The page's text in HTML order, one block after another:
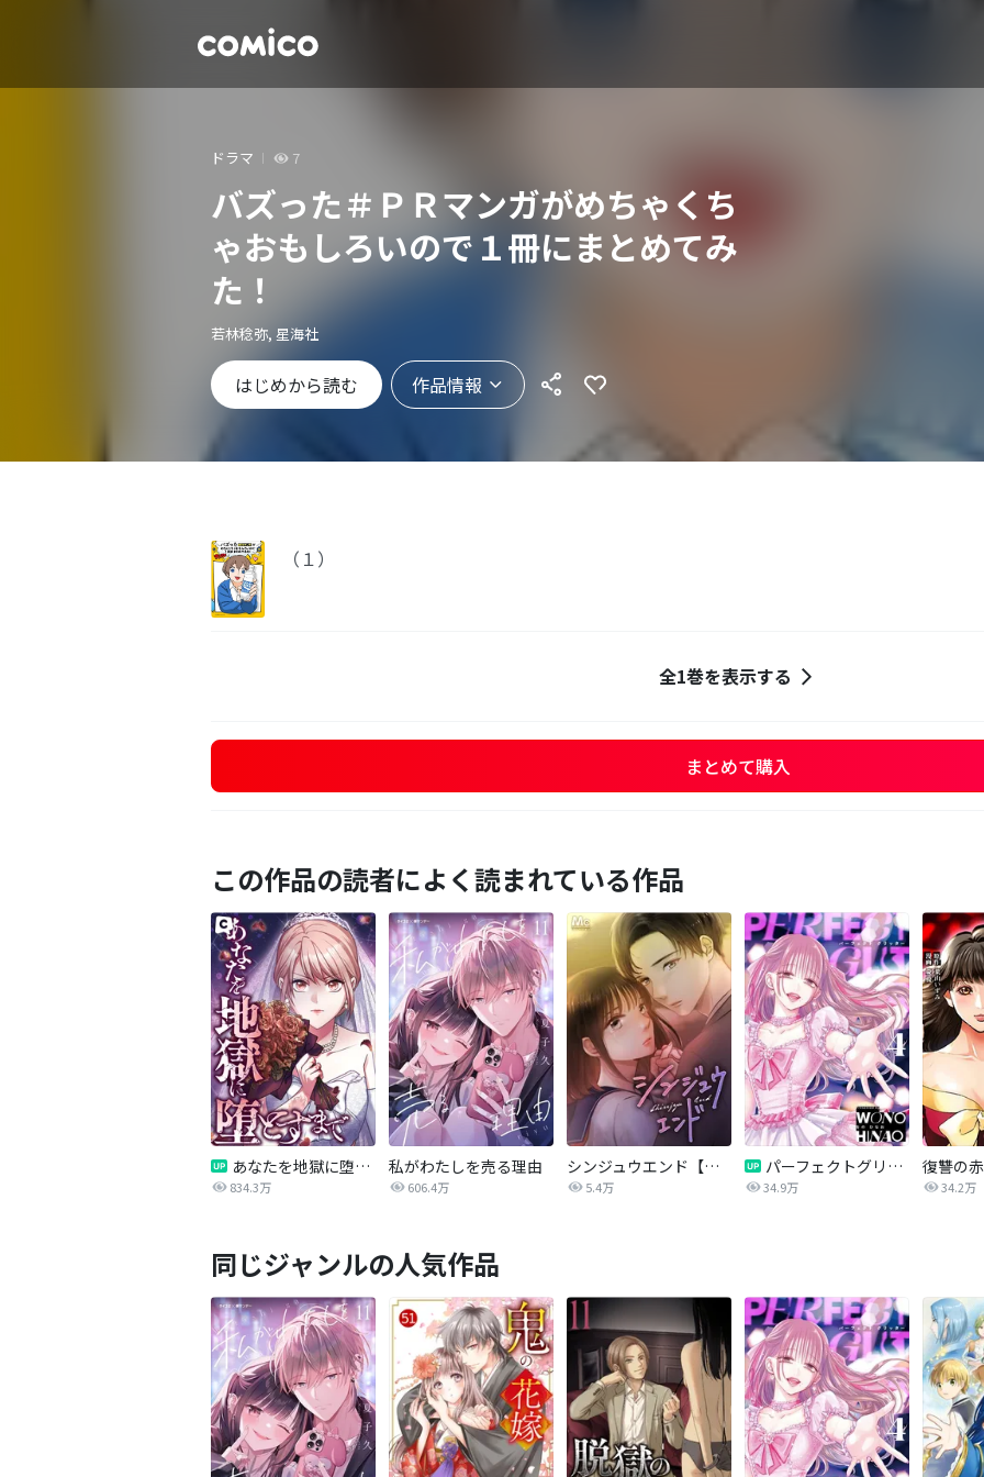
ドラマ 7
バズった＃ＰＲマンガがめちゃくち
ゃおもしろいので１冊にまとめてみ
た！
若林稔弥, 星海社
はじめから読む 作品情報
（１）
全1巻を表示する
まとめて購入
この作品の読者によく読まれている作品
あなたを地獄に堕とすまで
834.3万
私がわたしを売る理由
606.4万
シンジュウエンド【タテヨミ】
5.4万
パーフェクトグリッター
34.9万 34.2万
同じジャンルの人気作品